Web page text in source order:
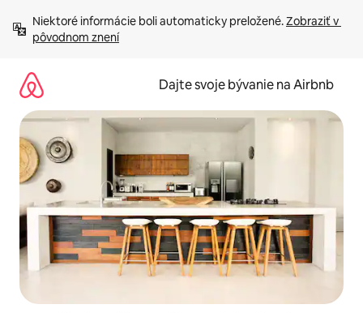
obsah.
Niektoré informácie boli automaticky preložené. Zobraziť v
pôvodnom znení
Dajte svoje bývanie na Airbnb